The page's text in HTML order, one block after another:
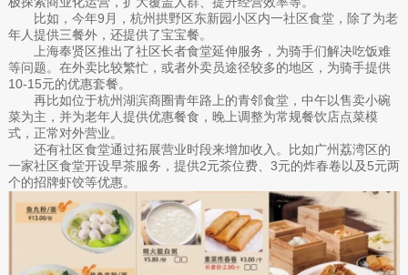
比如，今年9月，杭州拱野区东新园小区内一社区食堂，除了为老
年人提供三餐外，还提供了宝宝餐。
上海奉贤区推出了社区长者食堂延伸服务，为骑手们解决吃饭难
等问题。在外卖比较繁忙，或者外卖员途径较多的地区，为骑手提供
10-15元的优惠套餐。
再比如位于杭州湖滨商圈青年路上的青邻食堂，中午以售卖小碗
菜为主，并为老年人提供优惠餐食，晚上调整为常规餐饮店点菜模
式，正常对外营业。
还有社区食堂通过拓展营业时段来增加收入。比如广州荔湾区的
一家社区食堂开设早茶服务，提供2元茶位费、3元的炸春卷以及5元两
个的招牌虾饺等优惠。